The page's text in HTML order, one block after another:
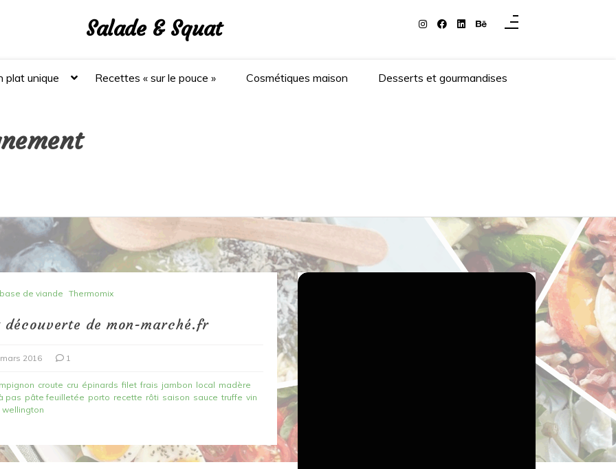
Salade & Squat
plat unique Recettes « sur le pouce » Cosmétiques maison Desserts et gourmandises
de viande Thermomix
de mon-marché.fr
2016 1
croute cru épinards filet frais jambon local madère
pas pâte feuilletée porto recette rôti saison sauce truffe vin
wellington